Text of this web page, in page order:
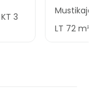
KT 3
LT 72m²